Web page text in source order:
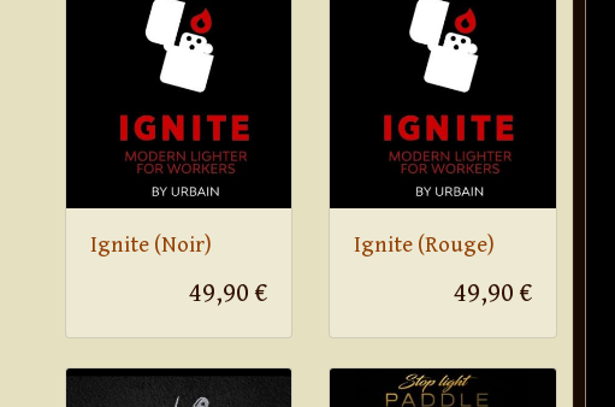
Ignite (Noir)
49,90 €
Ignite (Rouge)
49,90 €